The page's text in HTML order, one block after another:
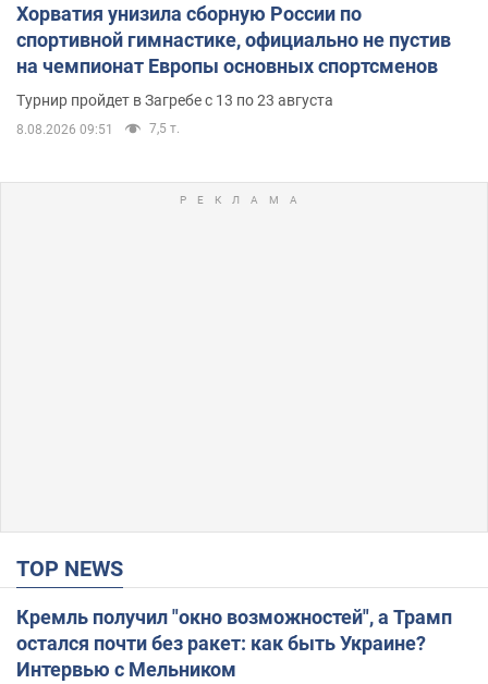
Хорватия унизила сборную России по
спортивной гимнастике, официально не пустив
на чемпионат Европы основных спортсменов
Турнир пройдет в Загребе с 13 по 23 августа
8.08.2026 09:51 7,5 т.
TOP NEWS
Кремль получил "окно возможностей", а Трамп
остался почти без ракет: как быть Украине?
Интервью с Мельником